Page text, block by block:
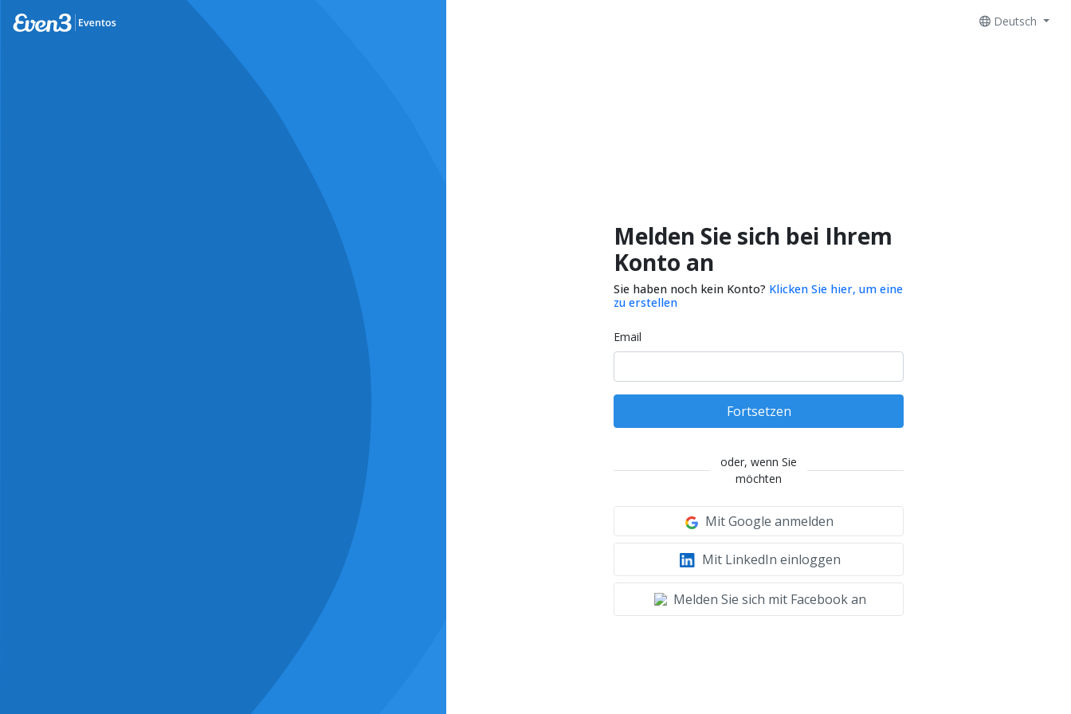
Deutsch
Melden Sie sich bei Ihrem
Konto an
Sie haben noch kein Konto? Klicken Sie hier, um eine
zu erstellen
Email
Fortsetzen
oder, wenn Sie
möchten
Mit Google anmelden
Mit LinkedIn einloggen
Melden Sie sich mit Facebook an